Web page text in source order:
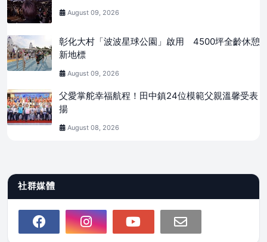
August 09, 2026
彰化大村「波波星球公園」啟用 4500坪全齡休憩
新地標
August 09, 2026
父愛掌舵幸福航程！田中鎮24位模範父親溫馨受表
揚
August 08, 2026
社群媒體